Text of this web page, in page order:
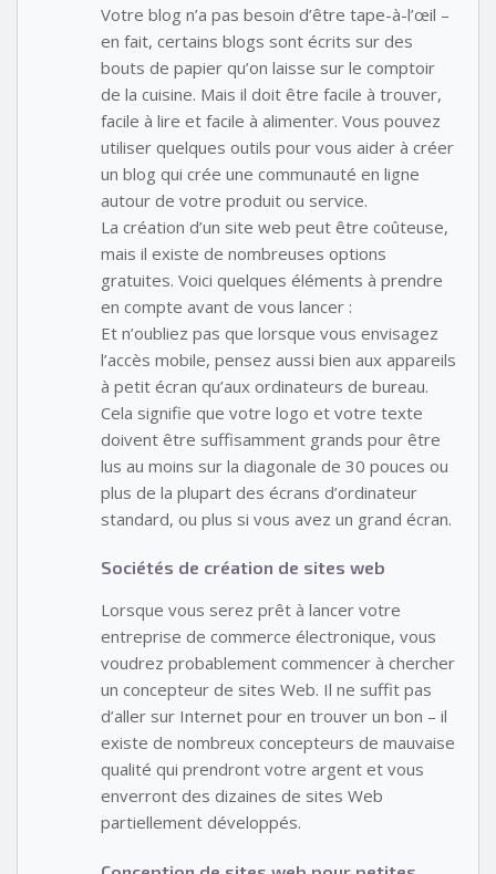
Votre blog n’a pas besoin d’être tape-à-l’œil –
en fait, certains blogs sont écrits sur des
bouts de papier qu’on laisse sur le comptoir
de la cuisine. Mais il doit être facile à trouver,
facile à lire et facile à alimenter. Vous pouvez
utiliser quelques outils pour vous aider à créer
un blog qui crée une communauté en ligne
autour de votre produit ou service.
La création d’un site web peut être coûteuse,
mais il existe de nombreuses options
gratuites. Voici quelques éléments à prendre
en compte avant de vous lancer :
Et n’oubliez pas que lorsque vous envisagez
l’accès mobile, pensez aussi bien aux appareils
à petit écran qu’aux ordinateurs de bureau.
Cela signifie que votre logo et votre texte
doivent être suffisamment grands pour être
lus au moins sur la diagonale de 30 pouces ou
plus de la plupart des écrans d’ordinateur
standard, ou plus si vous avez un grand écran.
Sociétés de création de sites web
Lorsque vous serez prêt à lancer votre
entreprise de commerce électronique, vous
voudrez probablement commencer à chercher
un concepteur de sites Web. Il ne suffit pas
d’aller sur Internet pour en trouver un bon – il
existe de nombreux concepteurs de mauvaise
qualité qui prendront votre argent et vous
enverront des dizaines de sites Web
partiellement développés.